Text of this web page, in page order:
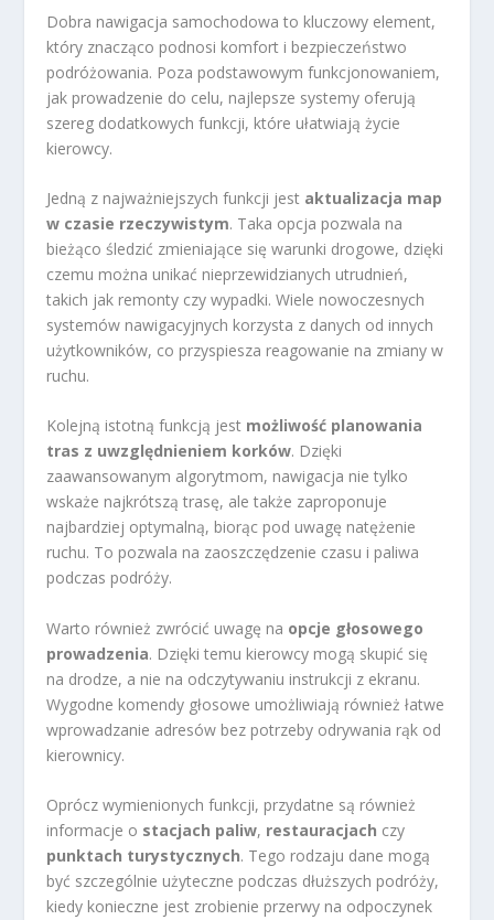
Dobra nawigacja samochodowa to kluczowy element,
który znacząco podnosi komfort i bezpieczeństwo
podróżowania. Poza podstawowym funkcjonowaniem,
jak prowadzenie do celu, najlepsze systemy oferują
szereg dodatkowych funkcji, które ułatwiają życie
kierowcy.
Jedną z najważniejszych funkcji jest aktualizacja map
w czasie rzeczywistym. Taka opcja pozwala na
bieżąco śledzić zmieniające się warunki drogowe, dzięki
czemu można unikać nieprzewidzianych utrudnień,
takich jak remonty czy wypadki. Wiele nowoczesnych
systemów nawigacyjnych korzysta z danych od innych
użytkowników, co przyspiesza reagowanie na zmiany w
ruchu.
Kolejną istotną funkcją jest możliwość planowania
tras z uwzględnieniem korków. Dzięki
zaawansowanym algorytmom, nawigacja nie tylko
wskaże najkrótszą trasę, ale także zaproponuje
najbardziej optymalną, biorąc pod uwagę natężenie
ruchu. To pozwala na zaoszczędzenie czasu i paliwa
podczas podróży.
Warto również zwrócić uwagę na opcje głosowego
prowadzenia. Dzięki temu kierowcy mogą skupić się
na drodze, a nie na odczytywaniu instrukcji z ekranu.
Wygodne komendy głosowe umożliwiają również łatwe
wprowadzanie adresów bez potrzeby odrywania rąk od
kierownicy.
Oprócz wymienionych funkcji, przydatne są również
informacje o stacjach paliw, restauracjach czy
punktach turystycznych. Tego rodzaju dane mogą
być szczególnie użyteczne podczas dłuższych podróży,
kiedy konieczne jest zrobienie przerwy na odpoczynek